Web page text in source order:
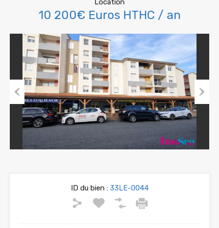
Location
10 200€ Euros HTHC / an
Previous Next
ID du bien :33LE-0044